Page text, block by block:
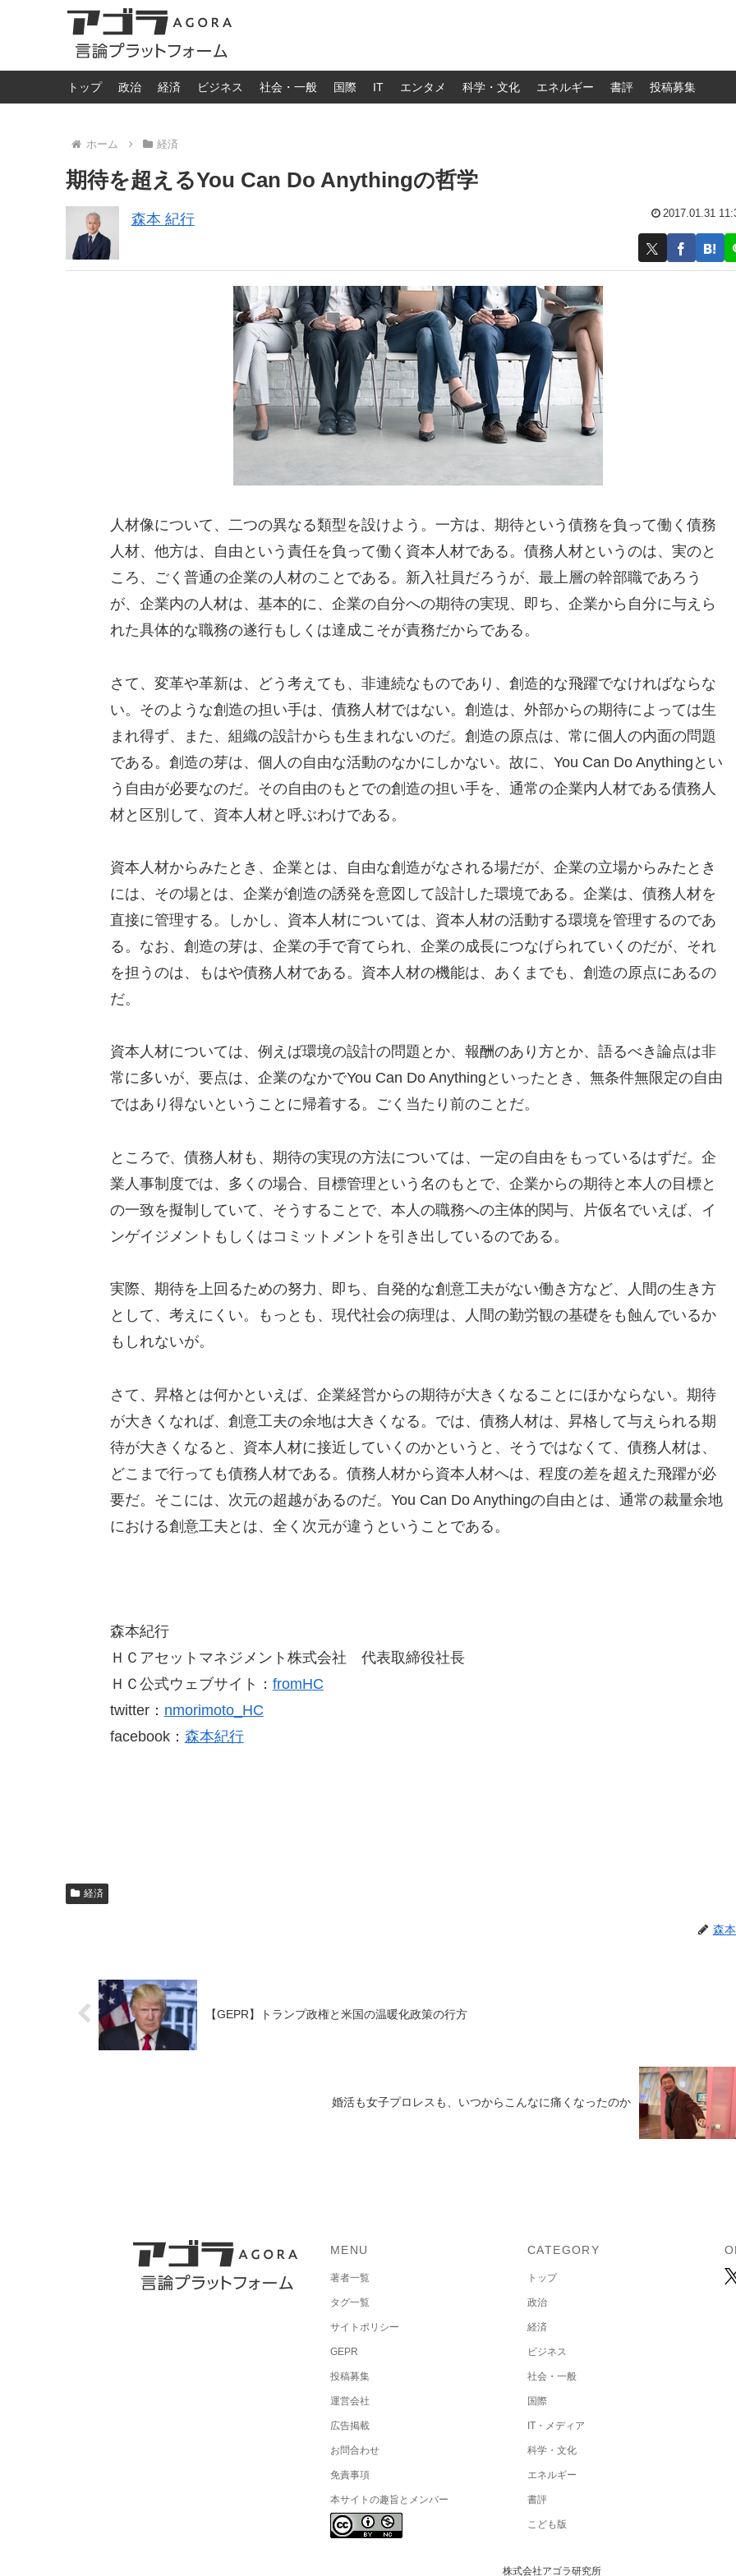
トップ 政治 経済 ビジネス 社会・一般 国際 IT エンタメ 科学・文化 エネルギー 書評 投稿募集
ホーム 経済
期待を超えるYou Can Do Anythingの哲学
森本 紀行 2017.01.31
人材像について、二つの異なる類型を設けよう。一方は、期待という債務を負って働く債務
人材、他方は、自由という責任を負って働く資本人材である。債務人材というのは、実のと
ころ、ごく普通の企業の人材のことである。新入社員だろうが、最上層の幹部職であろう
が、企業内の人材は、基本的に、企業の自分への期待の実現、即ち、企業から自分に与えら
れた具体的な職務の遂行もしくは達成こそが責務だからである。
さて、変革や革新は、どう考えても、非連続なものであり、創造的な飛躍でなければならな
い。そのような創造の担い手は、債務人材ではない。創造は、外部からの期待によっては生
まれ得ず、また、組織の設計からも生まれないのだ。創造の原点は、常に個人の内面の問題
である。創造の芽は、個人の自由な活動のなかにしかない。故に、You Can Do Anythingとい
う自由が必要なのだ。その自由のもとでの創造の担い手を、通常の企業内人材である債務人
材と区別して、資本人材と呼ぶわけである。
資本人材からみたとき、企業とは、自由な創造がなされる場だが、企業の立場からみたとき
には、その場とは、企業が創造の誘発を意図して設計した環境である。企業は、債務人材を
直接に管理する。しかし、資本人材については、資本人材の活動する環境を管理するのであ
る。なお、創造の芽は、企業の手で育てられ、企業の成長につなげられていくのだが、それ
を担うのは、もはや債務人材である。資本人材の機能は、あくまでも、創造の原点にあるの
だ。
資本人材については、例えば環境の設計の問題とか、報酬のあり方とか、語るべき論点は非
常に多いが、要点は、企業のなかでYou Can Do Anythingといったとき、無条件無限定の自由
ではあり得ないということに帰着する。ごく当たり前のことだ。
ところで、債務人材も、期待の実現の方法については、一定の自由をもっているはずだ。企
業人事制度では、多くの場合、目標管理という名のもとで、企業からの期待と本人の目標と
の一致を擬制していて、そうすることで、本人の職務への主体的関与、片仮名でいえば、イ
ンゲイジメントもしくはコミットメントを引き出しているのである。
実際、期待を上回るための努力、即ち、自発的な創意工夫がない働き方など、人間の生き方
として、考えにくい。もっとも、現代社会の病理は、人間の勤労観の基礎をも蝕んでいるか
もしれないが。
さて、昇格とは何かといえば、企業経営からの期待が大きくなることにほかならない。期待
が大きくなれば、創意工夫の余地は大きくなる。では、債務人材は、昇格して与えられる期
待が大きくなると、資本人材に接近していくのかというと、そうではなくて、債務人材は、
どこまで行っても債務人材である。債務人材から資本人材へは、程度の差を超えた飛躍が必
要だ。そこには、次元の超越があるのだ。You Can Do Anythingの自由とは、通常の裁量余地
における創意工夫とは、全く次元が違うということである。
森本紀行
ＨＣアセットマネジメント株式会社 代表取締役社長
ＨＣ公式ウェブサイト： fromHC
twitter： nmorimoto_HC
facebook： 森本紀行
経済
森
【GEPR】トランプ政権と米国の温暖化政策の行方
婚活も女子プロレスも、いつからこんなに痛くなったのか
MENU
著者一覧
タグ一覧
サイトポリシー
GEPR
投稿募集
運営会社
広告掲載
お問合わせ
免責事項
本サイトの趣旨とメンバー
CATEGORY
トップ
政治
経済
ビジネス
社会・一般
国際
IT・メディア
科学・文化
エネルギー
書評
こども版
株式会社アゴラ研究所